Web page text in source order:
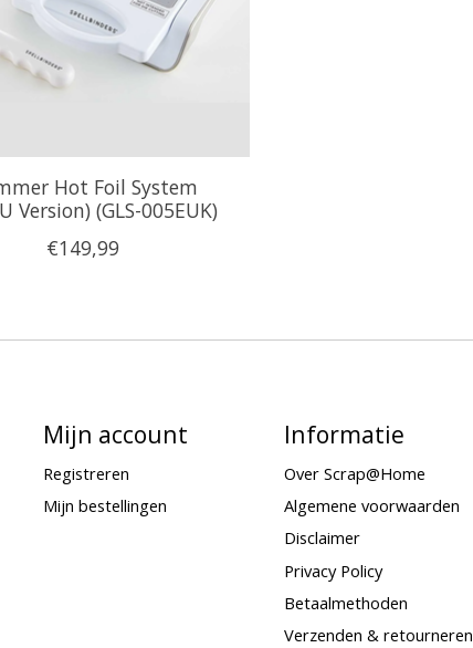
Hot Foil System
Version) (GLS-005EUK)
€149,99
Mijn account
Registreren
Mijn bestellingen
Informatie
Over Scrap@Home
Algemene voorwaarden
Disclaimer
Privacy Policy
Betaalmethoden
Verzenden & retourneren